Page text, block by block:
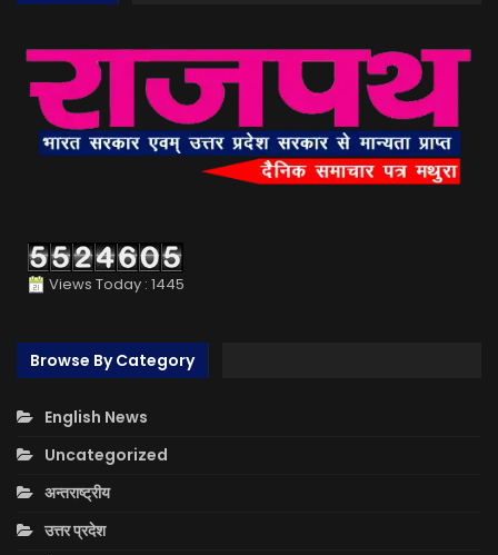
Views Today : 1445
Browse By Category
English News
Uncategorized
अन्तराष्ट्रीय
उत्तर प्रदेश